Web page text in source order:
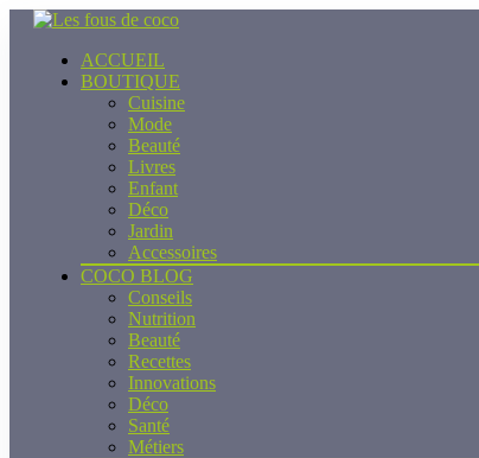
ACCUEIL
BOUTIQUE
Cuisine
Mode
Beauté
Livres
Enfant
Déco
Jardin
Accessoires
COCO BLOG
Conseils
Nutrition
Beauté
Recettes
Innovations
Déco
Santé
Métiers